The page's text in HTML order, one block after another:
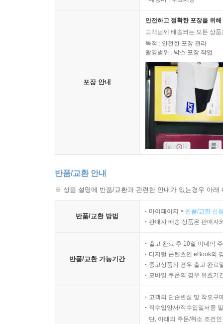
포장 안내
안전하고 정확한 포장을 위
고객님께 배송되는 모든 상
목적 : 안전한 포장 관리
촬영범위 : 박스 포장 작업
반품/교환 안내
※ 상품 설명에 반품/교환과 관련한 안내가 있는경우 아
반품/교환 방법
마이페이지 > 반품/교환 신
판매자 배송 상품은 판매자
반품/교환 가능기간
출고 완료 후 10일 이내의
디지털 콘텐츠인 eBook의
중고상품의 경우 출고 완료
모바일 쿠폰의 경우 유효기
고객의 단순변심 및 착오구
직수입양서/직수입일서중
단, 아래의 주문/취소 조건